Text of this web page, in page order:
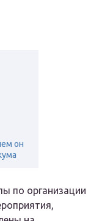
он
по организации